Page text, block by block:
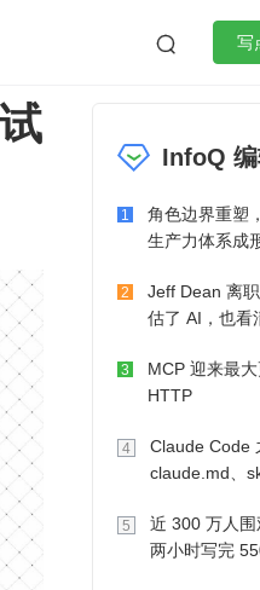
 写
工作
微服务架构
InfoQ
1
角色边界重塑
生产力体系成
2
Jeff Dean 离
估了 AI，也看
3
MCP 迎来最
HTTP
4
Claude Code
claude.md、
5
近 300 万人围
两小时写完